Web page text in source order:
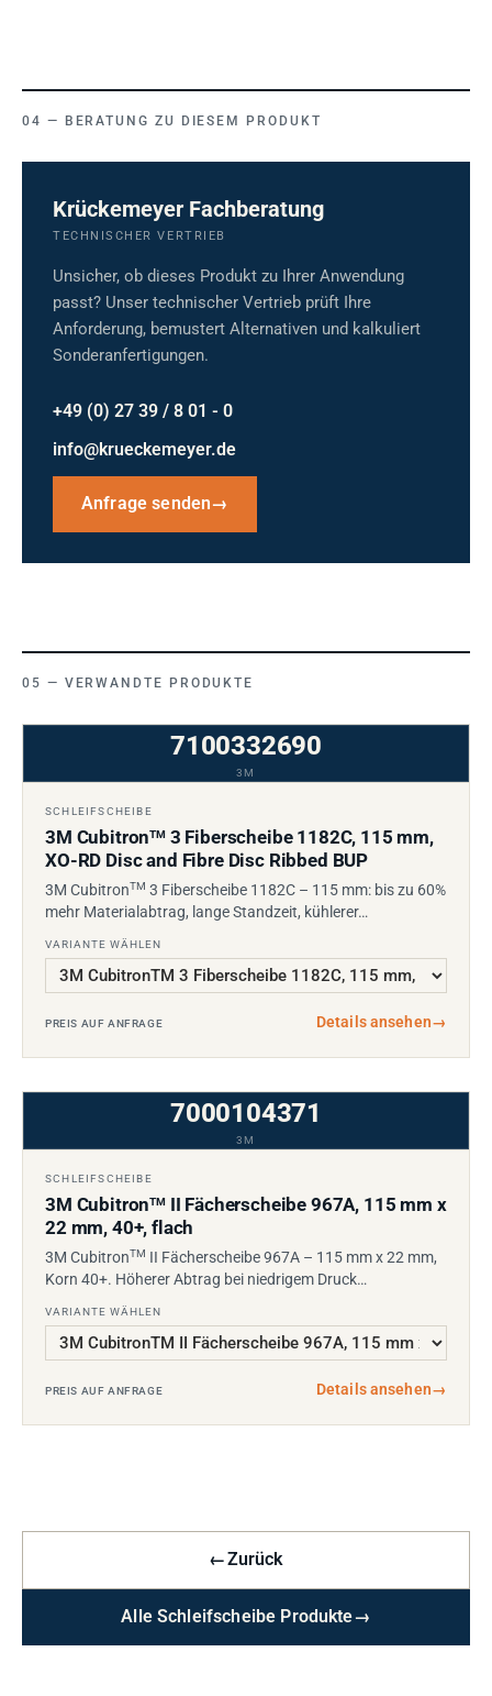
BERATUNG ZU DIESEM PRODUKT
Krückemeyer Fachberatung
TECHNISCHER VERTRIEB
Unsicher, ob dieses Produkt zu Ihrer Anwendung
passt? Unser technischer Vertrieb prüft Ihre
Anforderung, bemustert Alternativen und kalkuliert
Sonderanfertigungen.
+49 (0) 27 39 / 8 01 - 0
info@krueckemeyer.de
Anfrage senden→
VERWANDTE PRODUKTE
7100332690
3M
SCHLEIFSCHEIBE
3M CubitronTM3 Fiberscheibe 1182C, 115 mm,
XO-RD Disc and Fibre Disc Ribbed BUP
3M CubitronTM 3 Fiberscheibe 1182C – 115 mm: bis zu 60%
mehr Materialabtrag, lange Standzeit, kühlerer…
VARIANTE WÄHLEN
PREIS AUF ANFRAGE Details ansehen→
7000104371
3M
SCHLEIFSCHEIBE
3M CubitronTMII Fächerscheibe 967A, 115 mm x
22 mm, 40+, flach
3M CubitronTM II Fächerscheibe 967A – 115 mm x 22 mm,
Korn 40+. Höherer Abtrag bei niedrigem Druck…
VARIANTE WÄHLEN
PREIS AUF ANFRAGE Details ansehen→
←Zurück
Alle Schleifscheibe Produkte→